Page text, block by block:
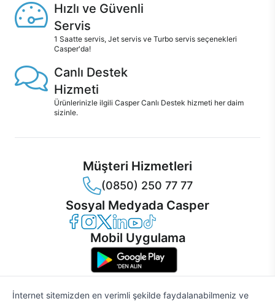
Hızlı ve Güvenli
Servis
1 Saatte servis, Jet servis ve Turbo servis seçenekleri
Casper'da!
Canlı Destek
Hizmeti
Ürünlerinizle ilgili Casper Canlı Destek hizmeti her daim
sizinle.
Müşteri Hizmetleri
(0850) 250 77 77
Sosyal Medyada Casper
Casper Facebook
Casper Instagram
Casper Twitter
Casper LinkedIn
Casper YouTube
Casper TikTok
Mobil Uygulama
İnternet sitemizden en verimli şekilde faydalanabilmeniz ve